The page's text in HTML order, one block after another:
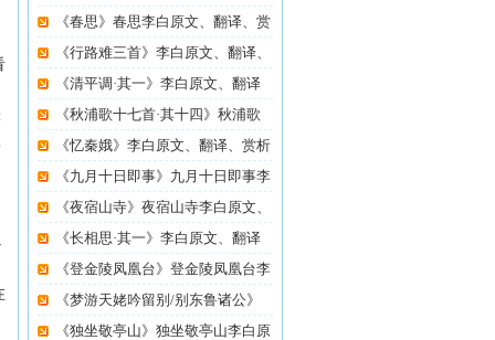
《春思》春思李白原文、翻译、赏
《行路难三首》李白原文、翻译、
《清平调·其一》李白原文、翻译
《秋浦歌十七首·其十四》秋浦歌
《忆秦娥》李白原文、翻译、赏析
《九月十日即事》九月十日即事李
《夜宿山寺》夜宿山寺李白原文、
《长相思·其一》李白原文、翻译
《登金陵凤凰台》登金陵凤凰台李
《梦游天姥吟留别/别东鲁诸公》
梦
《独坐敬亭山》独坐敬亭山李白原